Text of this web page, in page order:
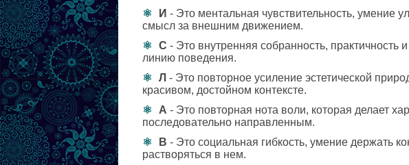
И - Это ментальная чувствительность, умение
смысл за внешним движением.
С - Это внутренняя собранность, практичность
линию поведения.
Л - Это повторное усиление эстетической
красивом, достойном контексте.
А - Это повторная нота воли, которая делает
последовательно направленным.
В - Это социальная гибкость, умение держать
растворяться в нем.